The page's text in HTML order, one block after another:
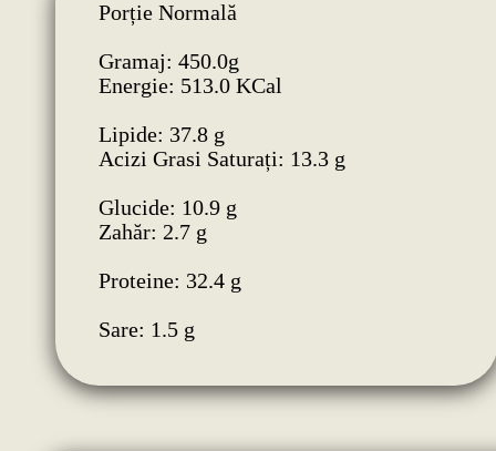
Porție Normală
Gramaj: 450.0g
Energie: 513.0 KCal
Lipide: 37.8 g
Acizi Grasi Saturați: 13.3 g
Glucide: 10.9 g
Zahăr: 2.7 g
Proteine: 32.4 g
Sare: 1.5 g